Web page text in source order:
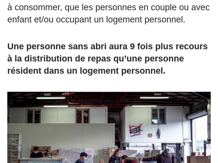
à consommer, que les personnes en couple ou avec
enfant et/ou occupant un logement personnel.
Une personne sans abri aura 9 fois plus recours
à la distribution de repas qu’une personne
résident dans un logement personnel.